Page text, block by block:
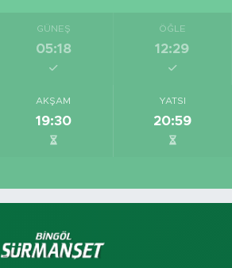
GÜNEŞ
05:18
ÖĞLE
12:29
AKŞAM
19:30
YATSI
20:59